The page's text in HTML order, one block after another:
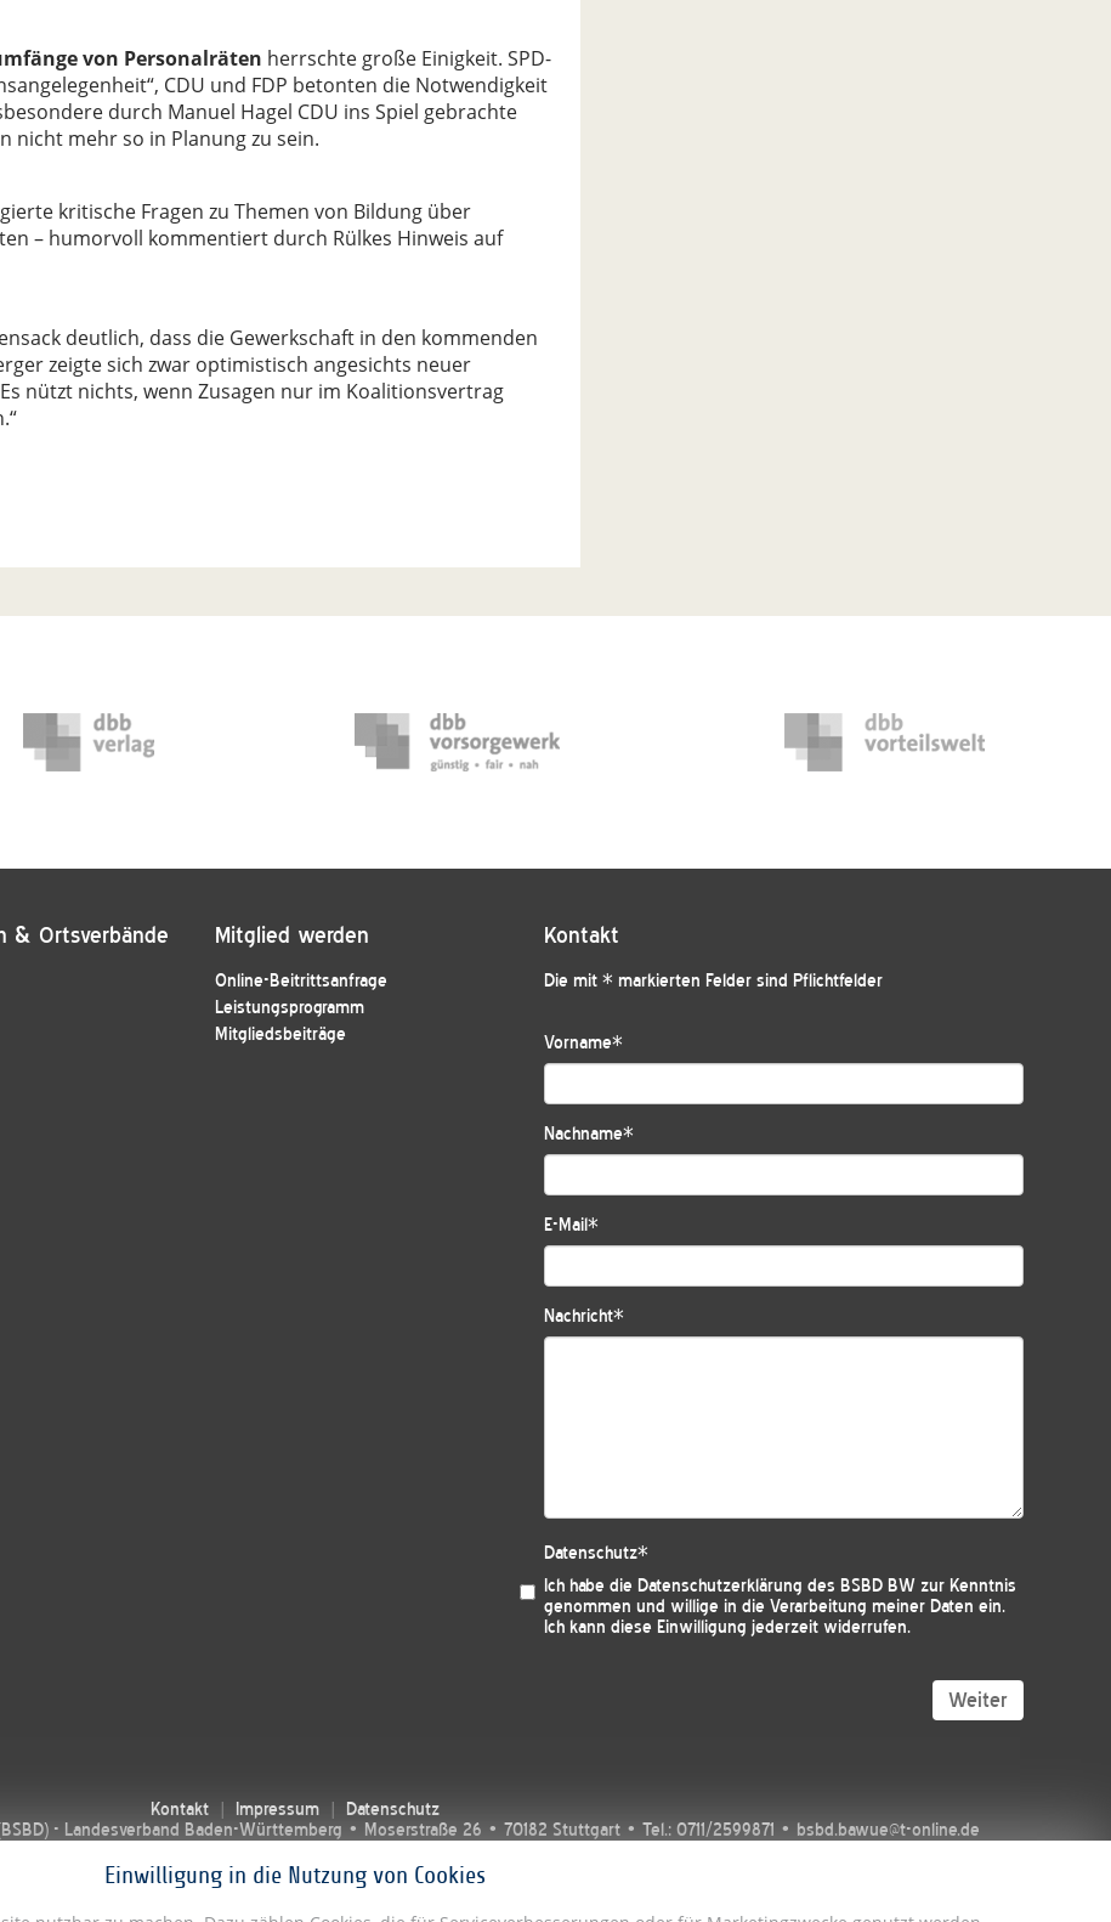
von Personalräten herrschte große Einigkeit. SPD-
CDU und FDP betonten die Notwendigkeit
durch Manuel Hagel CDU ins Spiel gebrachte
nicht mehr so in Planung zu sein.
kritische Fragen zu Themen von Bildung über
– humorvoll kommentiert durch Rülkes Hinweis auf
deutlich, dass die Gewerkschaft in den kommenden
zeigte sich zwar optimistisch angesichts neuer
nützt nichts, wenn Zusagen nur im Koalitionsvertrag
& Ortsverbände Mitglied werden
Online-Beitrittsanfrage
Leistungsprogramm
Mitgliedsbeiträge
Kontakt
Die mit * markierten Felder sind Pflichtfelder
Vorname*
Nachname*
E-Mail*
Nachricht*
Datenschutz*
Ich habe die Datenschutzerklärung des BSBD BW zur Kenntnis
genommen und willige in die Verarbeitung meiner Daten ein.
Ich kann diese Einwilligung jederzeit widerrufen.
Weiter
Kontakt Impressum
Datenschutz
- Landesverband Baden-Württemberg • Moserstraße 26 • 70182 Stuttgart • Tel.: 0711/2599871 • bsbd.bawue@t-online.de
Einwilligung in die Nutzung von Cookies